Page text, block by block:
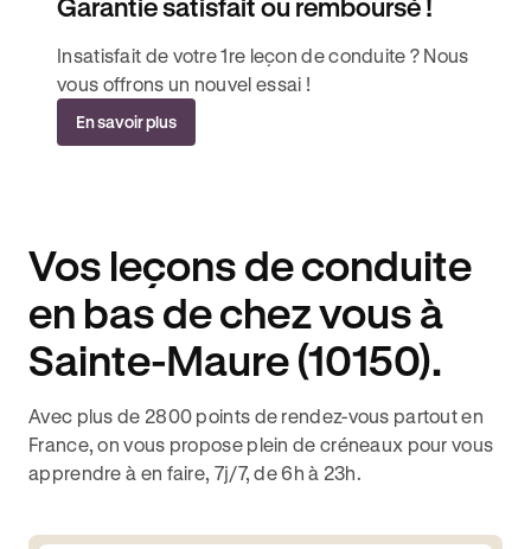
Garantie satisfait ou remboursé !
Insatisfait de votre 1re leçon de conduite ? Nous
vous offrons un nouvel essai !
En savoir plus
Vos leçons de conduite
en bas de chez vous à
Sainte-Maure (10150).
Avec plus de 2800 points de rendez-vous partout en
France, on vous propose plein de créneaux pour vous
apprendre à en faire, 7j/7, de 6h à 23h.